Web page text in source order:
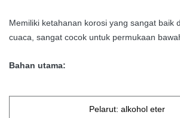
Memiliki ketahanan korosi yang sangat baik
cuaca, sangat cocok untuk permukaan
Bahan utama:
Pelarut: alkohol eter